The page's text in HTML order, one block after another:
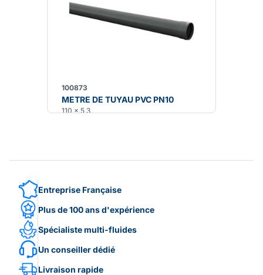
100873
METRE DE TUYAU PVC PN10
110 x 5,3
Entreprise Française
Plus de 100 ans d'expérience
Spécialiste multi-fluides
Un conseiller dédié
Livraison rapide